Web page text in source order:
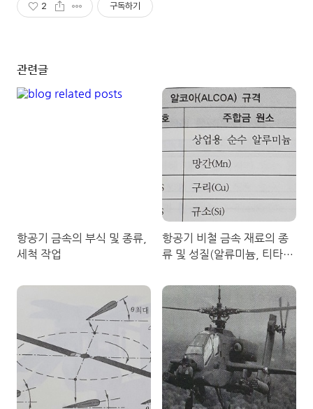
2 구독하기
관련글
항공기 금속의 부식 및 종류,
세척 작업
항공기 비철 금속 재료의 종
류 및 성질(알류미늄, 티타
금)